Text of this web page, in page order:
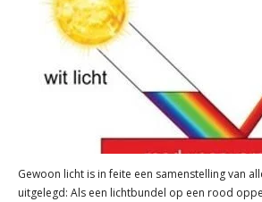
Gewoon licht is in feite een samenstelling van
uitgelegd: Als een lichtbundel op een rood